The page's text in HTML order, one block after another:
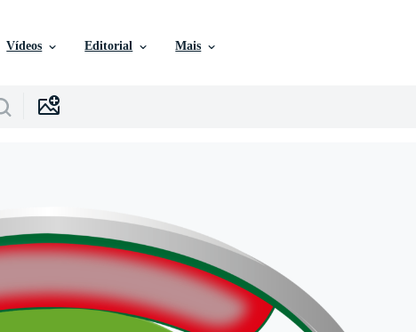
Vídeos Editorial Mais